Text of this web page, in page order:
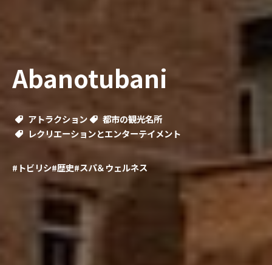
Abanotubani
アトラクション
都市の観光名所
レクリエーションとエンターテイメント
#トビリシ#歴史#スパ＆ウェルネス